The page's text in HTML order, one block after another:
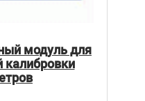
модуль для
калибровки